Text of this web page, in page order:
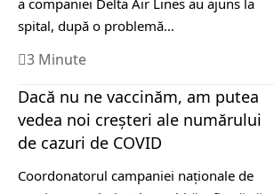
a companiei Delta Air Lines au ajuns la
spital, după o problemă…
3 Minute
Dacă nu ne vaccinăm, am putea
vedea noi creșteri ale numărului
de cazuri de COVID
Coordonatorul campaniei naţionale de